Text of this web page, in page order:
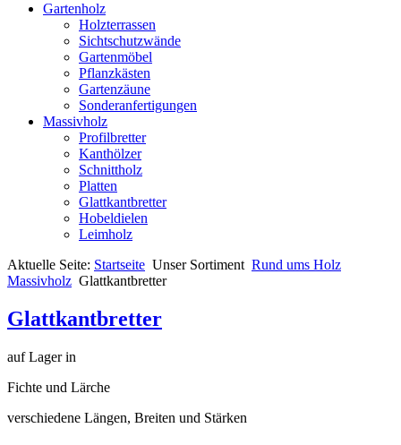
Gartenholz
Holzterrassen
Sichtschutzwände
Gartenmöbel
Pflanzkästen
Gartenzäune
Sonderanfertigungen
Massivholz
Profilbretter
Kanthölzer
Schnittholz
Platten
Glattkantbretter
Hobeldielen
Leimholz
Aktuelle Seite: Startseite Unser Sortiment Rund ums Holz
Massivholz Glattkantbretter
Glattkantbretter
auf Lager in
Fichte und Lärche
verschiedene Längen, Breiten und Stärken